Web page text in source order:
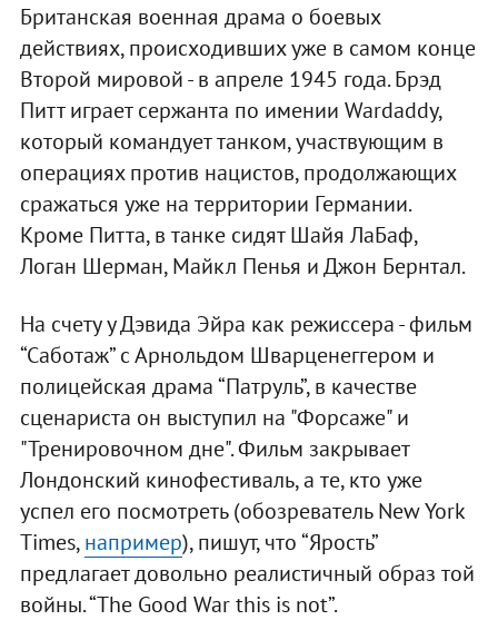
Британская военная драма о боевых
действиях, происходивших уже в самом конце
Второй мировой - в апреле 1945 года. Брэд
Питт играет сержанта по имении Wardaddy,
который командует танком, участвующим в
операциях против нацистов, продолжающих
сражаться уже на территории Германии.
Кроме Питта, в танке сидят Шайя ЛаБаф,
Логан Шерман, Майкл Пенья и Джон Бернтал.
На счету у Дэвида Эйра как режиссера - фильм
“Саботаж” с Арнольдом Шварценеггером и
полицейская драма “Патруль”, в качестве
сценариста он выступил на "Форсаже" и
"Тренировочном дне". Фильм закрывает
Лондонский кинофестиваль, а те, кто уже
успел его посмотреть (обозреватель New York
Times,например), пишут, что “Ярость”
предлагает довольно реалистичный образ той
войны. “The Good War this is not”.